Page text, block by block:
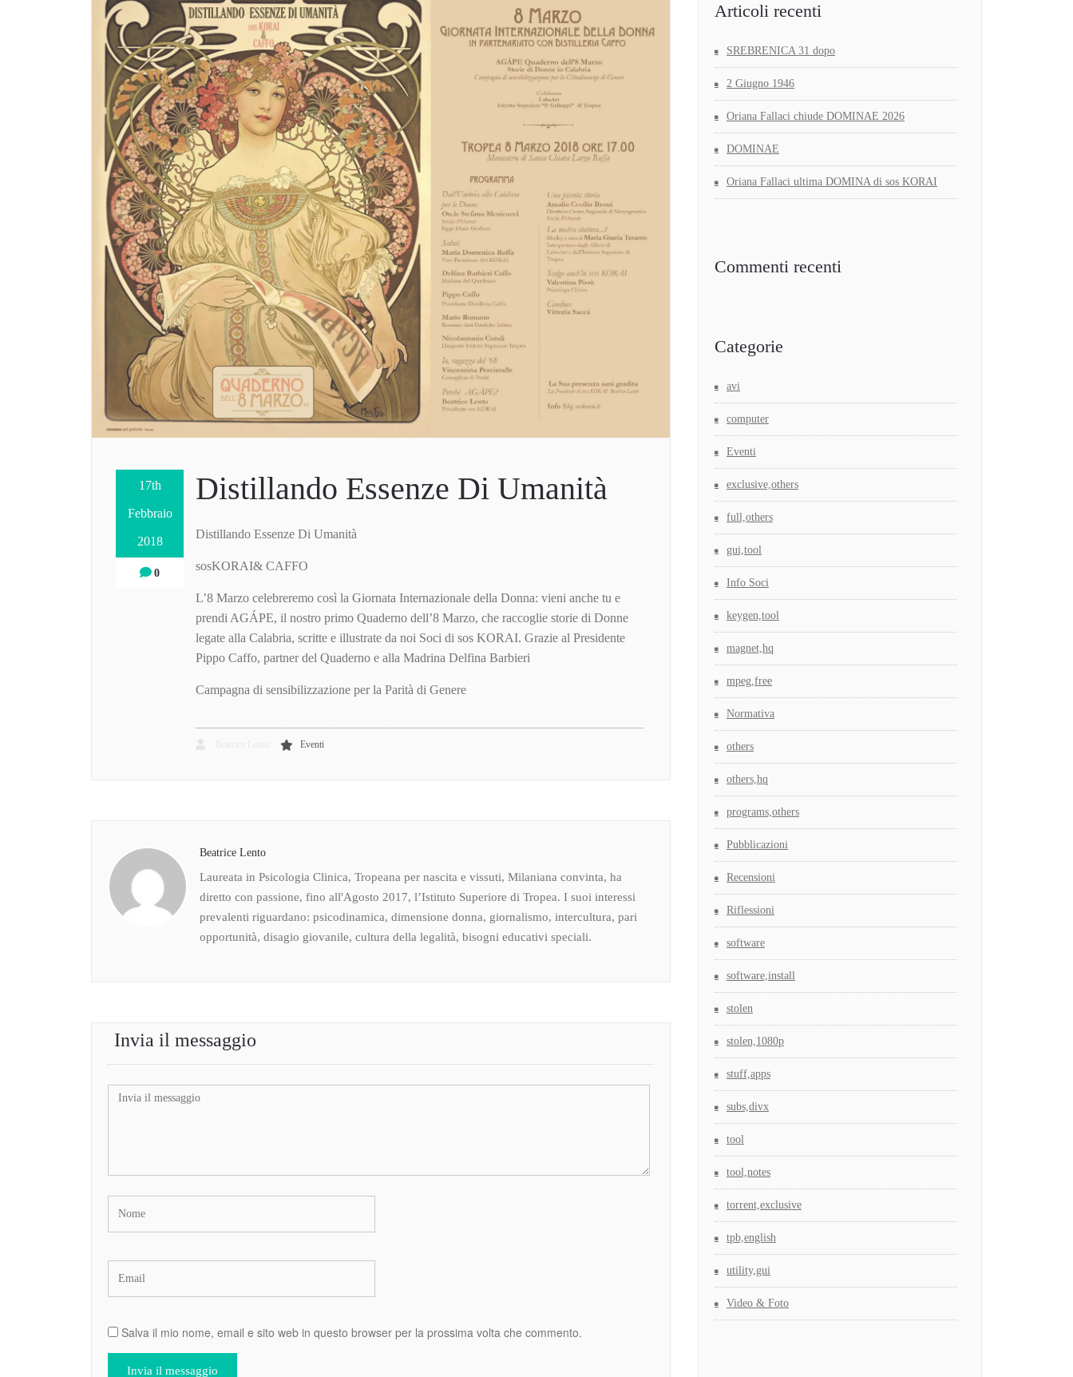
17th
Febbraio
2018
0
Distillando Essenze Di Umanità
Distillando Essenze Di Umanità
sosKORAI& CAFFO
L’8 Marzo celebreremo così la Giornata Internazionale della Donna: vieni anche tu e
prendi AGÁPE, il nostro primo Quaderno dell’8 Marzo, che raccoglie storie di Donne
legate alla Calabria, scritte e illustrate da noi Soci di sos KORAI. Grazie al Presidente
Pippo Caffo, partner del Quaderno e alla Madrina Delfina Barbieri
Campagna di sensibilizzazione per la Parità di Genere
Eventi
Beatrice Lento
Laureata in Psicologia Clinica, Tropeana per nascita e vissuti, Milaniana convinta, ha
diretto con passione, fino all'Agosto 2017, l’Istituto Superiore di Tropea. I suoi interessi
prevalenti riguardano: psicodinamica, dimensione donna, giornalismo, intercultura, pari
opportunità, disagio giovanile, cultura della legalità, bisogni educativi speciali.
Invia il messaggio
Salva il mio nome, email e sito web in questo browser per la prossima volta che commento.
Articoli recenti
SREBRENICA 31 dopo
2 Giugno 1946
Oriana Fallaci chiude DOMINAE 2026
DOMINAE
Oriana Fallaci ultima DOMINA di sos KORAI
Commenti recenti
Categorie
avi
computer
Eventi
exclusive,others
full,others
gui,tool
Info Soci
keygen,tool
magnet,hq
mpeg,free
Normativa
others
others,hq
programs,others
Pubblicazioni
Recensioni
Riflessioni
software
software,install
stolen
stolen,1080p
stuff,apps
subs,divx
tool
tool,notes
torrent,exclusive
tpb,english
utility,gui
Video & Foto